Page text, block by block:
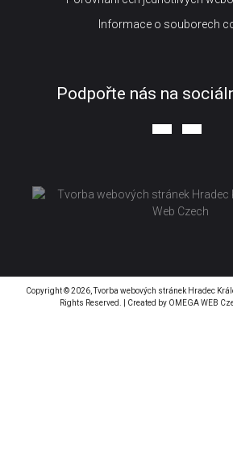
Informace o souborech
Podpořte nás na
Copyright © 2026,Tvorba webových stránek Hradec
Rights Reserved. | Created by OMEGA WEB